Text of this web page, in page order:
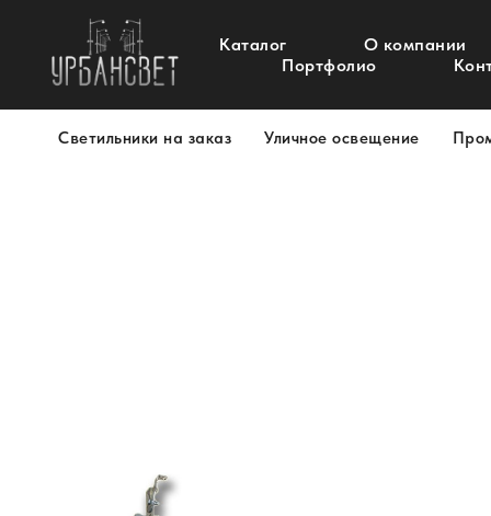
Каталог
О компании
Портфолио
Светильники на заказ Уличное освещение